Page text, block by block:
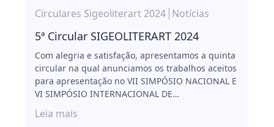
Circulares Sigeoliterart 2024 Notícias
5ª Circular SIGEOLITERART 2024
Com alegria e satisfação, apresentamos a quinta
circular na qual anunciamos os trabalhos aceitos
para apresentação no VII SIMPÓSIO NACIONAL E
VI SIMPÓSIO INTERNACIONAL DE…
Leia mais